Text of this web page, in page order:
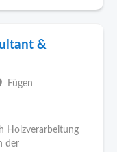
&
Fügen
Holzverarbeitung
der